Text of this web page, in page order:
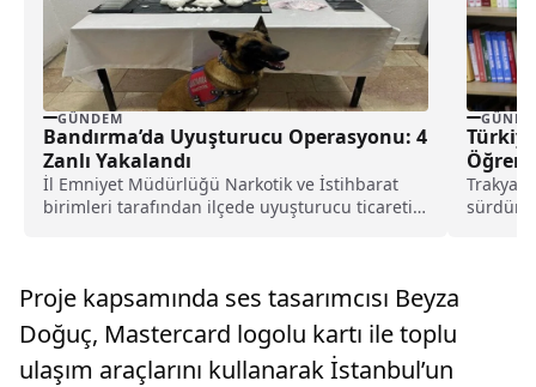
GÜNDEM
Bandırma’da Uyuşturucu Operasyonu: 4
Zanlı Yakalandı
İl Emniyet Müdürlüğü Narkotik ve İstihbarat
birimleri tarafından ilçede uyuşturucu ticareti
Trakya
Proje kapsamında ses tasarımcısı Beyza
Doğuç, Mastercard logolu kartı ile toplu
ulaşım araçlarını kullanarak İstanbul’un